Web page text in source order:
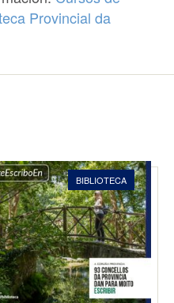
Provincial da
BIBLIOTECA